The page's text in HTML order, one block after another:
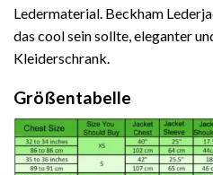
Ledermaterial. Beckham
das cool sein sollte, eleganter
Kleiderschrank.
Größentabelle